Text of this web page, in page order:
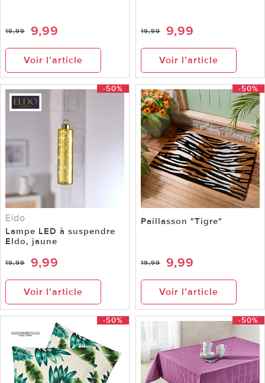
19,99 9,99
Voir l’article
19,99 9,99
Voir l’article
-50%
Eldo
Lampe LED à suspendre
Eldo, jaune
19,99 9,99
Voir l’article
-50%
Paillasson "Tigre"
19,99 9,99
Voir l’article
-50% -50%